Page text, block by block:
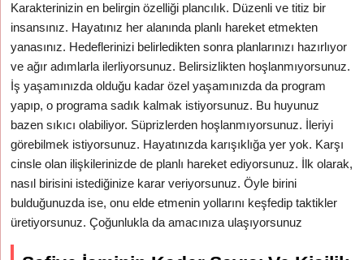
Karakterinizin en belirgin özelliği plancılık. Düzenli ve titiz bir
insansınız. Hayatınız her alanında planlı hareket etmekten
yanasınız. Hedeflerinizi belirledikten sonra planlarınızı hazırlıyor
ve ağır adımlarla ilerliyorsunuz. Belirsizlikten hoşlanmıyorsunuz.
İş yaşamınızda olduğu kadar özel yaşamınızda da program
yapıp, o programa sadık kalmak istiyorsunuz. Bu huyunuz
bazen sıkıcı olabiliyor. Süprizlerden hoşlanmıyorsunuz. İleriyi
görebilmek istiyorsunuz. Hayatınızda karışıklığa yer yok. Karşı
cinsle olan ilişkilerinizde de planlı hareket ediyorsunuz. İlk olarak,
nasıl birisini istediğinize karar veriyorsunuz. Öyle birini
bulduğunuzda ise, onu elde etmenin yollarını keşfedip taktikler
üretiyorsunuz. Çoğunlukla da amacınıza ulaşıyorsunuz